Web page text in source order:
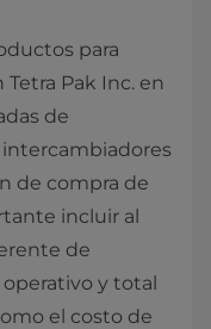
para
Pak Inc. en
de
de compra de
incluir al
de
y total
el costo de